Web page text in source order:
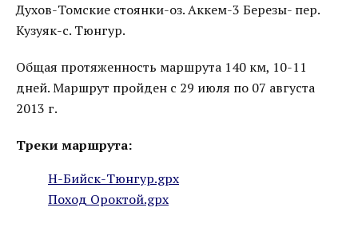
Духов-Томские стоянки-оз. Аккем-3 Березы- пер.
Кузуяк-с. Тюнгур.
Общая протяженность маршрута 140 км, 10-11
дней. Маршрут пройден с 29 июля по 07 августа
2013 г.
Треки маршрута:
Н-Бийск-Тюнгур.gpx
Поход Ороктой.gpx